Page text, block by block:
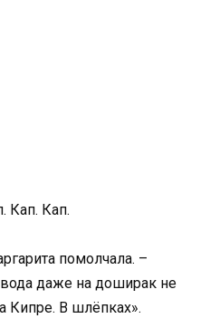
Кап. Кап.
помолчала. –
даже на доширак не
Кипре. В шлёпках».